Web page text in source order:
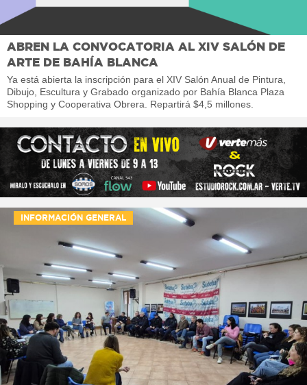
ABREN LA CONVOCATORIA AL XIV SALÓN DE
ARTE DE BAHÍA BLANCA
Ya está abierta la inscripción para el XIV Salón Anual de Pintura,
Dibujo, Escultura y Grabado organizado por Bahía Blanca Plaza
Shopping y Cooperativa Obrera. Repartirá $4,5 millones.
INFORMACIÓN GENERAL